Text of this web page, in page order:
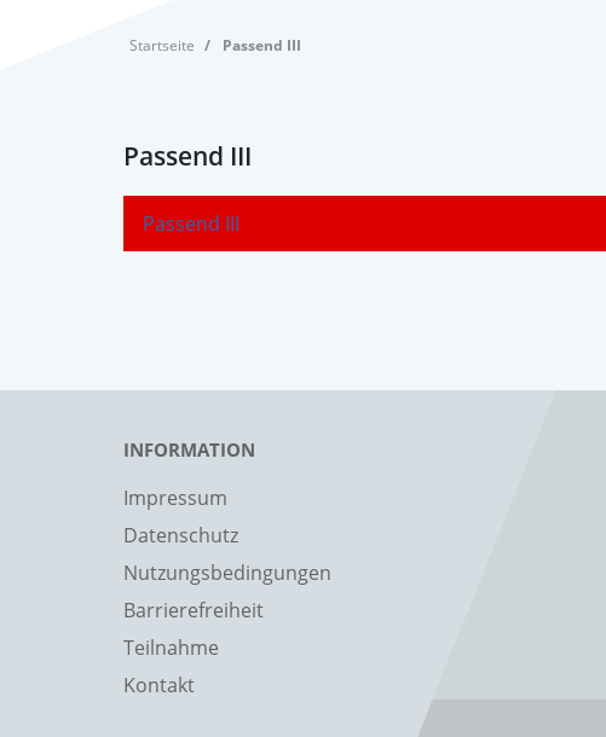
Startseite Passend III
Passend III
Passend III
INFORMATION
Impressum
Datenschutz
Nutzungsbedingungen
Barrierefreiheit
Teilnahme
Kontakt